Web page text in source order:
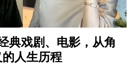
典戏剧、电影，从角
人生历程